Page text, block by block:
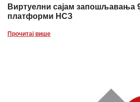
Виртуелни сајам запошљавања
платформи НСЗ
Прочитај више